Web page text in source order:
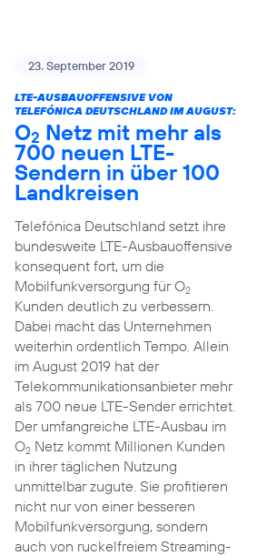
23. September 2019
LTE-AUSBAUOFFENSIVE VON
TELEFÓNICA DEUTSCHLAND IM AUGUST:
O2 Netz mit mehr als
700 neuen LTE-
Sendern in über 100
Landkreisen
Telefónica Deutschland setzt ihre
bundesweite LTE-Ausbauoffensive
konsequent fort, um die
Mobilfunkversorgung für O2
Kunden deutlich zu verbessern.
Dabei macht das Unternehmen
weiterhin ordentlich Tempo. Allein
im August 2019 hat der
Telekommunikationsanbieter mehr
als 700 neue LTE-Sender errichtet.
Der umfangreiche LTE-Ausbau im
O2Netz kommt Millionen Kunden
in ihrer täglichen Nutzung
unmittelbar zugute. Sie profitieren
nicht nur von einer besseren
Mobilfunkversorgung, sondern
auch von ruckelfreiem Streaming-